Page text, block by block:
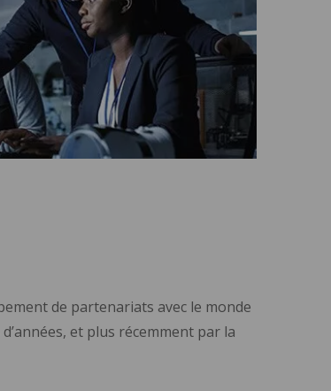
de partenariats avec le monde
et plus récemment par la